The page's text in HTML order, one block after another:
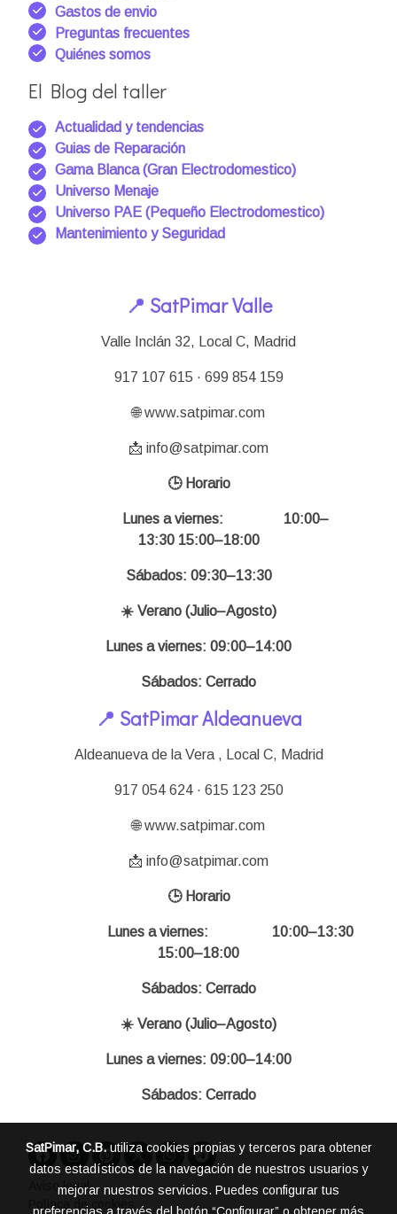
Gastos de envio
Preguntas frecuentes
Quiénes somos
El Blog del taller
Actualidad y tendencias
Guias de Reparación
Gama Blanca (Gran Electrodomestico)
Universo Menaje
Universo PAE (Pequeño Electrodomestico)
Mantenimiento y Seguridad
📍 SatPimar Valle
Valle Inclán 32, Local C, Madrid
917 107 615 · 699 854 159
🌐 www.satpimar.com
📩 info@satpimar.com
🕒 Horario
Lunes a viernes:
10:00–
13:30 15:00–18:00
Sábados: 09:30–13:30
☀️ Verano (Julio–Agosto)
Lunes a viernes: 09:00–14:00
Sábados: Cerrado
📍 SatPimar Aldeanueva
Aldeanueva de la Vera , Local C, Madrid
917 054 624 · 615 123 250
🌐 www.satpimar.com
📩 info@satpimar.com
🕒 Horario
Lunes a viernes: 10:00–13:30
15:00–18:00
Sábados: Cerrado
☀️ Verano (Julio–Agosto)
Lunes a viernes: 09:00–14:00
Sábados: Cerrado
Aviso legal
Política de cookies
SatPimar, C.B.utiliza cookies propias y terceros para obtener
datos estadísticos de la navegación de nuestros usuarios y
mejorar nuestros servicios. Puedes configurar tus